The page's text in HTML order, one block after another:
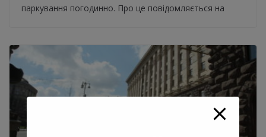
паркування погодинно. Про це повідомляється на